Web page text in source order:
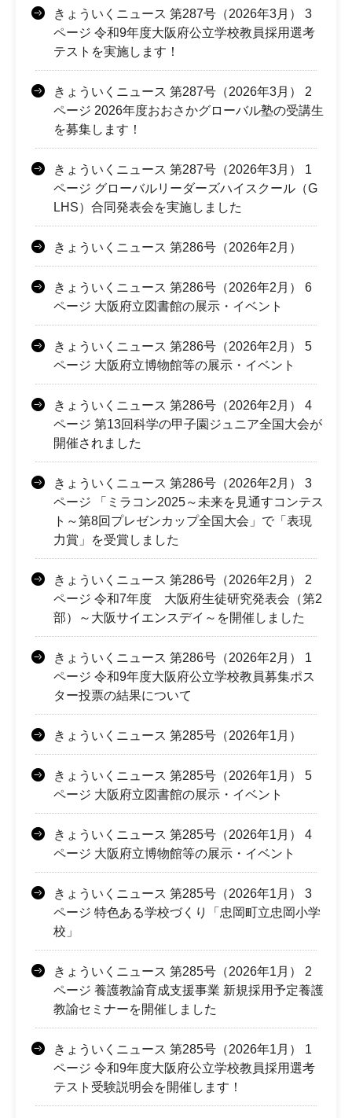
きょういくニュース 第287号（2026年3月） 3
ページ 令和9年度大阪府公立学校教員採用選考
テストを実施します！
きょういくニュース 第287号（2026年3月） 2
ページ 2026年度おおさかグローバル塾の受講生
を募集します！
きょういくニュース 第287号（2026年3月） 1
ページ グローバルリーダーズハイスクール（G
LHS）合同発表会を実施しました
きょういくニュース 第286号（2026年2月）
きょういくニュース 第286号（2026年2月） 6
ページ 大阪府立図書館の展示・イベント
きょういくニュース 第286号（2026年2月） 5
ページ 大阪府立博物館等の展示・イベント
きょういくニュース 第286号（2026年2月） 4
ページ 第13回科学の甲子園ジュニア全国大会が
開催されました
きょういくニュース 第286号（2026年2月） 3
ページ 「ミラコン2025～未来を見通すコンテス
ト～第8回プレゼンカップ全国大会」で「表現
力賞」を受賞しました
きょういくニュース 第286号（2026年2月） 2
ページ 令和7年度 大阪府生徒研究発表会（第2
部）～大阪サイエンスデイ～を開催しました
きょういくニュース 第286号（2026年2月） 1
ページ 令和9年度大阪府公立学校教員募集ポス
ター投票の結果について
きょういくニュース 第285号（2026年1月）
きょういくニュース 第285号（2026年1月） 5
ページ 大阪府立図書館の展示・イベント
きょういくニュース 第285号（2026年1月） 4
ページ 大阪府立博物館等の展示・イベント
きょういくニュース 第285号（2026年1月） 3
ページ 特色ある学校づくり「忠岡町立忠岡小学
校」
きょういくニュース 第285号（2026年1月） 2
ページ 養護教諭育成支援事業 新規採用予定養護
教諭セミナーを開催しました
きょういくニュース 第285号（2026年1月） 1
ページ 令和9年度大阪府公立学校教員採用選考
テスト受験説明会を開催します！